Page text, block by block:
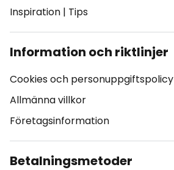
Inspiration | Tips
Information och riktlinjer
Cookies och personuppgiftspolicy
Allmänna villkor
Företagsinformation
Betalningsmetoder